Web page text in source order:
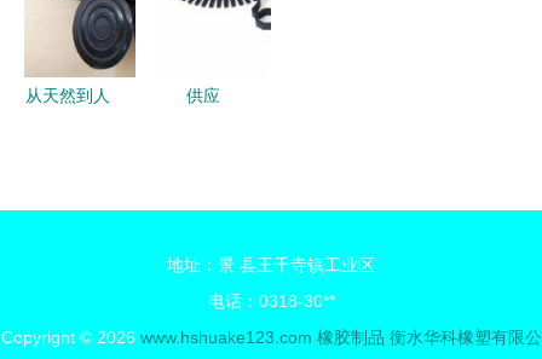
优势
部件的优质
从天然到人
供应
力工业创新
地址：景 县王千寺镇工业区
电话：0318-30**
Copyright © 2026 www.hshuake123.com 橡胶制品 衡水华科橡塑有限公